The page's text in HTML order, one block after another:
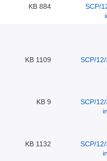
884 KB
1109 KB
9 KB
1132 KB